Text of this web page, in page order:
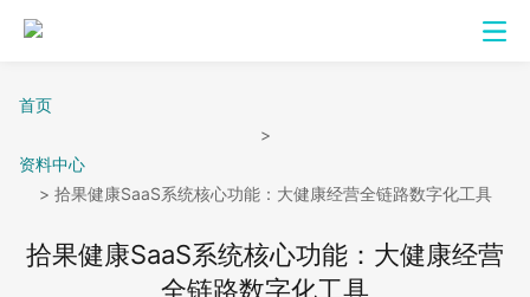
首页
>
资料中心
> 拾果健康SaaS系统核心功能：大健康经营全链路数字化工具
拾果健康SaaS系统核心功能：大健康经营
全链路数字化工具